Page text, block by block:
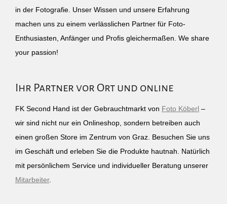
in der Fotografie. Unser Wissen und unsere Erfahrung
machen uns zu einem verlässlichen Partner für Foto-
Enthusiasten, Anfänger und Profis gleichermaßen. We share
your passion!
Ihr Partner vor Ort und online
FK Second Hand ist der Gebrauchtmarkt von Foto Köberl –
wir sind nicht nur ein Onlineshop, sondern betreiben auch
einen großen Store im Zentrum von Graz. Besuchen Sie uns
im Geschäft und erleben Sie die Produkte hautnah. Natürlich
mit persönlichem Service und individueller Beratung unserer
Mitarbeiter.